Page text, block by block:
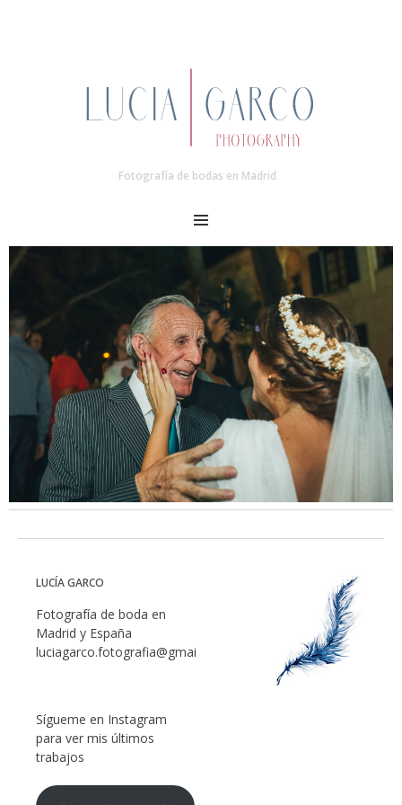
Fotografía de bodas en Madrid
MENU
LUCÍA GARCO
Fotografía de boda en
Madrid y España
luciagarco.fotografia@gmail.com
Sígueme en Instagram
para ver mis últimos
trabajos